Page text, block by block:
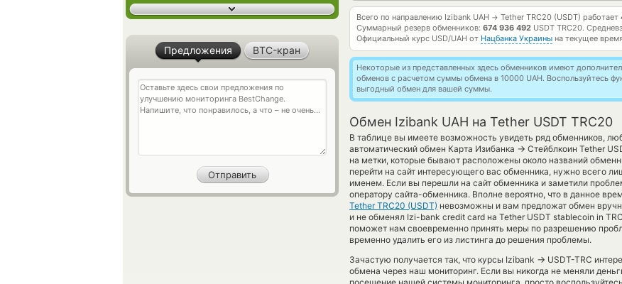
Всего по направлению Izibank UAH → Tether TRC20 (USDT) работает
Суммарный резерв обменников: 674 936 492 USDT TRC20.
Официальный курс USD/UAH от Нацбанка Украины на текущее
Некоторые из представленных здесь обменников имеют
обменов с расчетом суммы обмена в 10000 UAH. Воспользуйтесь
выгодный обмен для вашей суммы.
Обмен Izibank UAH на Tether USDT TRC20
В таблице вы имеете возможность увидеть ряд обменников,
автоматический обмен Карта Изибанка → Стейблкоин Tether
на метки, которые бывают расположены около названий
перейти на сайт интересующего вас обменника, нужно всего
именем. Если вы перешли на сайт обменника и заметили
оператору сайта-обменника. Вполне вероятно, что в данное
Tether TRC20 (USDT) невозможны и вам предложат обмен
и не обменял Izi-bank credit card на Tether USDT stablecoin in
поможет нам своевременно принять меры по разрешению
временно удалить его из листинга до решения проблемы.
Зачастую получается так, что курсы Izibank → USDT-TRC
обмена через наш мониторинг. Если вы никогда не меняли
Предложения BTC-кран